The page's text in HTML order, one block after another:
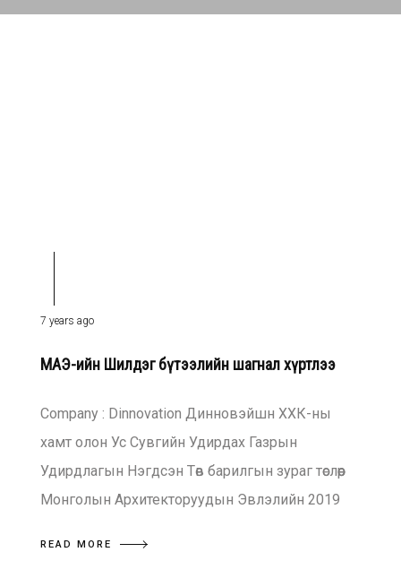
7 years ago
МАЭ-ийн Шилдэг бүтээлийн шагнал хүртлээ
Company : Dinnovation Динновэйшн ХХК-ны
хамт олон Ус Сувгийн Удирдах Газрын
Удирдлагын Нэгдсэн Төв барилгын зураг төслөөр
Монголын Архитекторуудын Эвлэлийн 2019
READ MORE